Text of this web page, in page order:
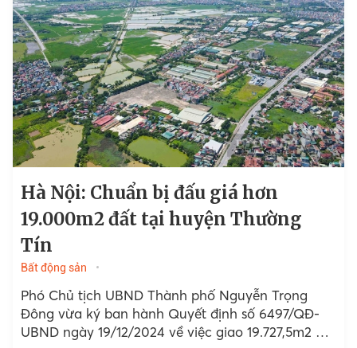
Hà Nội: Chuẩn bị đấu giá hơn
19.000m2 đất tại huyện Thường
Tín
Bất động sản
Phó Chủ tịch UBND Thành phố Nguyễn Trọng
Đông vừa ký ban hành Quyết định số 6497/QĐ-
UBND ngày 19/12/2024 về việc giao 19.727,5m2 đất